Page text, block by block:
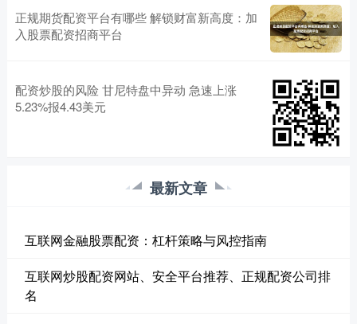
正规期货配资平台有哪些 解锁财富新高度：加
入股票配资招商平台
配资炒股的风险 甘尼特盘中异动 急速上涨
5.23%报4.43美元
最新文章
互联网金融股票配资：杠杆策略与风控指南
互联网炒股配资网站、安全平台推荐、正规配资公司排
名